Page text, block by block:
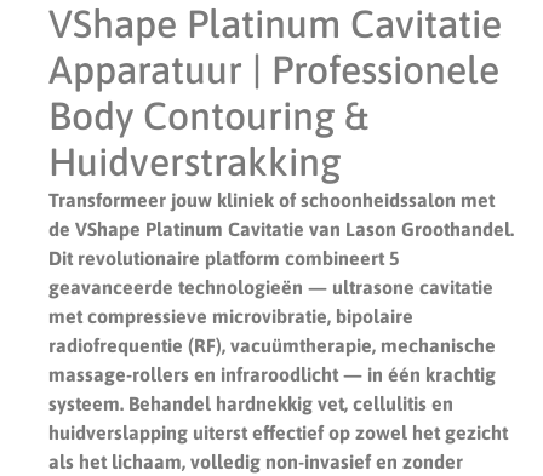
VShape Platinum Cavitatie
Apparatuur | Professionele
Body Contouring &
Huidverstrakking
Transformeer jouw kliniek of schoonheidssalon met
de VShape Platinum Cavitatie van Lason Groothandel.
Dit revolutionaire platform combineert 5
geavanceerde technologieën — ultrasone cavitatie
met compressieve microvibratie, bipolaire
radiofrequentie (RF), vacuümtherapie, mechanische
massage-rollers en infraroodlicht — in één krachtig
systeem. Behandel hardnekkig vet, cellulitis en
huidverslapping uiterst effectief op zowel het gezicht
als het lichaam, volledig non-invasief en zonder